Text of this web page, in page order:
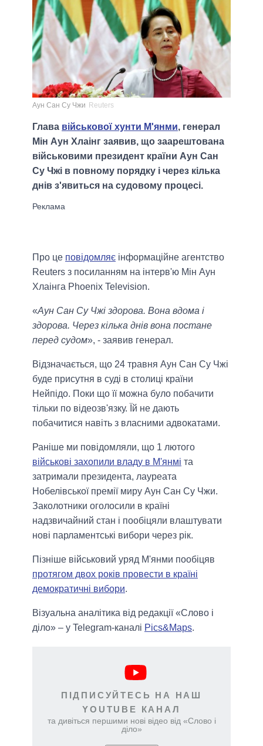
Аун Сан Су Чжи Reuters
Глава військової хунти М'янми, генерал
Мін Аун Хлаінг заявив, що заарештована
військовими президент країни Аун Сан
Су Чжі в повному порядку і через кілька
днів з'явиться на судовому процесі.
Про це повідомляє інформаційне агентство
Reuters з посиланням на інтерв'ю Мін Аун
Хлаінга Phoenix Television.
«Аун Сан Су Чжі здорова. Вона вдома і
здорова. Через кілька днів вона постане
перед судом», - заявив генерал.
Відзначається, що 24 травня Аун Сан Су Чжі
буде присутня в суді в столиці країни
Нейпідо. Поки що її можна було побачити
тільки по відеозв'язку. Їй не дають
побачитися навіть з власними адвокатами.
Раніше ми повідомляли, що 1 лютого
військові захопили владу в М'янмі та
затримали президента, лауреата
Нобелівської премії миру Аун Сан Су Чжи.
Заколотники оголосили в країні
надзвичайний стан і пообіцяли влаштувати
нові парламентські вибори через рік.
Пізніше військовий уряд М'янми пообіцяв
протягом двох років провести в країні
демократичні вибори.
Візуальна аналітика від редакції «Слово і
діло» – у Telegram-каналі Pics&Maps.
ПІДПИСУЙТЕСЬ НА НАШ
YOUTUBE КАНАЛ
та дивіться першими нові відео від «Слово і
діло»